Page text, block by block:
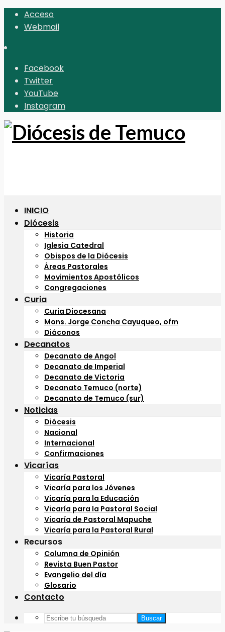
Acceso
Webmail
Facebook
Twitter
YouTube
Instagram
INICIO
Diócesis
Historia
Iglesia Catedral
Obispos de la Diócesis
Áreas Pastorales
Movimientos Apostólicos
Congregaciones
Curia
Curia Diocesana
Mons. Jorge Concha Cayuqueo, ofm
Diáconos
Decanatos
Decanato de Angol
Decanato de Imperial
Decanato de Victoria
Decanato Temuco (norte)
Decanato de Temuco (sur)
Noticias
Diócesis
Nacional
Internacional
Confirmaciones
Vicarías
Vicaría Pastoral
Vicaría para los Jóvenes
Vicaría para la Educación
Vicaría para la Pastoral Social
Vicaría de Pastoral Mapuche
Vicaría para la Pastoral Rural
Recursos
Columna de Opinión
Revista Buen Pastor
Evangelio del día
Glosario
Contacto
Buscar